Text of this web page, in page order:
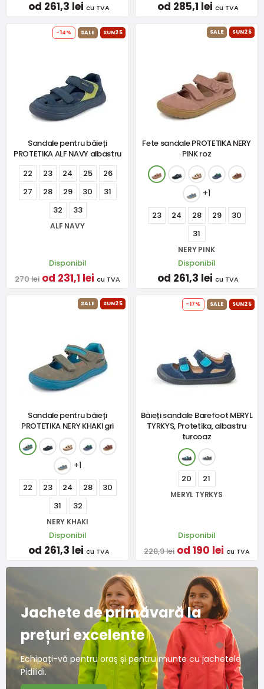
od 261,3 lei cu TVA od 285,1 lei cu TVA
-14% SALE SUN25
Sandale pentru băieți
PROTETIKA ALF NAVY albastru
22
23 24 25
26
27
28 29 30
31
32
33
ALF NAVY
Disponibil
270 lei od 231,1 lei cu TVA
SALE SUN25
Fete sandale PROTETIKA NERY
PINK roz
+1
23 24 28 29
30
31
NERY PINK
Disponibil
od 261,3 lei cu TVA
SALE SUN25
Sandale pentru băieți
PROTETIKA NERY KHAKI gri
+1
22 23 24 28
30
31
32
NERY KHAKI
Disponibil
od 261,3 lei cu TVA
-17% SALE SUN25
Băieți sandale Barefoot MERYL
TYRKYS, Protetika, albastru
turcoaz
20 21
MERYL TYRKYS
Disponibil
228,9 lei od 190 lei cu TVA
Jachete de primăvară la
prețuri excelente
Echipați-vă pentru oraș și pentru munte cu jachetele
Pidilidi.